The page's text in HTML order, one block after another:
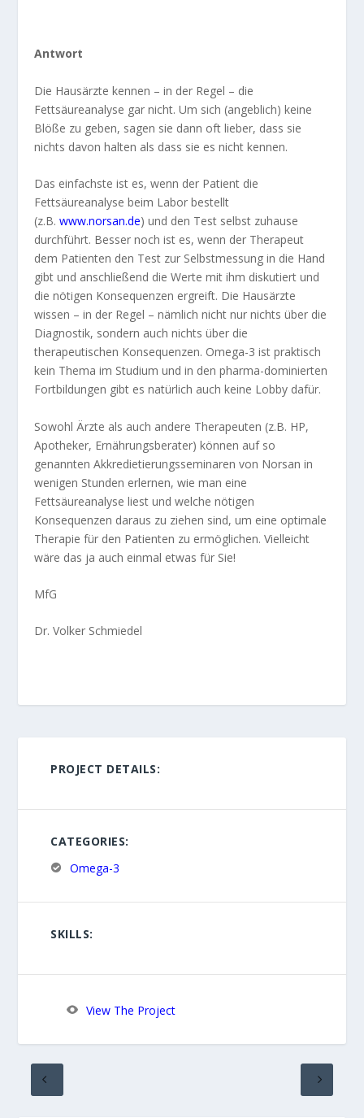
Antwort
Die Hausärzte kennen – in der Regel – die
Fettsäureanalyse gar nicht. Um sich (angeblich) keine
Blöße zu geben, sagen sie dann oft lieber, dass sie
nichts davon halten als dass sie es nicht kennen.
Das einfachste ist es, wenn der Patient die
Fettsäureanalyse beim Labor bestellt
(z.B.www.norsan.de) und den Test selbst zuhause
durchführt. Besser noch ist es, wenn der Therapeut
dem Patienten den Test zur Selbstmessung in die Hand
gibt und anschließend die Werte mit ihm diskutiert und
die nötigen Konsequenzen ergreift. Die Hausärzte
wissen – in der Regel – nämlich nicht nur nichts über die
Diagnostik, sondern auch nichts über die
therapeutischen Konsequenzen. Omega-3 ist praktisch
kein Thema im Studium und in den pharma-dominierten
Fortbildungen gibt es natürlich auch keine Lobby dafür.
Sowohl Ärzte als auch andere Therapeuten (z.B. HP,
Apotheker, Ernährungsberater) können auf so
genannten Akkredietierungsseminaren von Norsan in
wenigen Stunden erlernen, wie man eine
Fettsäureanalyse liest und welche nötigen
Konsequenzen daraus zu ziehen sind, um eine optimale
Therapie für den Patienten zu ermöglichen. Vielleicht
wäre das ja auch einmal etwas für Sie!
MfG
Dr. Volker Schmiedel
PROJECT DETAILS:
CATEGORIES:
Omega-3
SKILLS:
View The Project